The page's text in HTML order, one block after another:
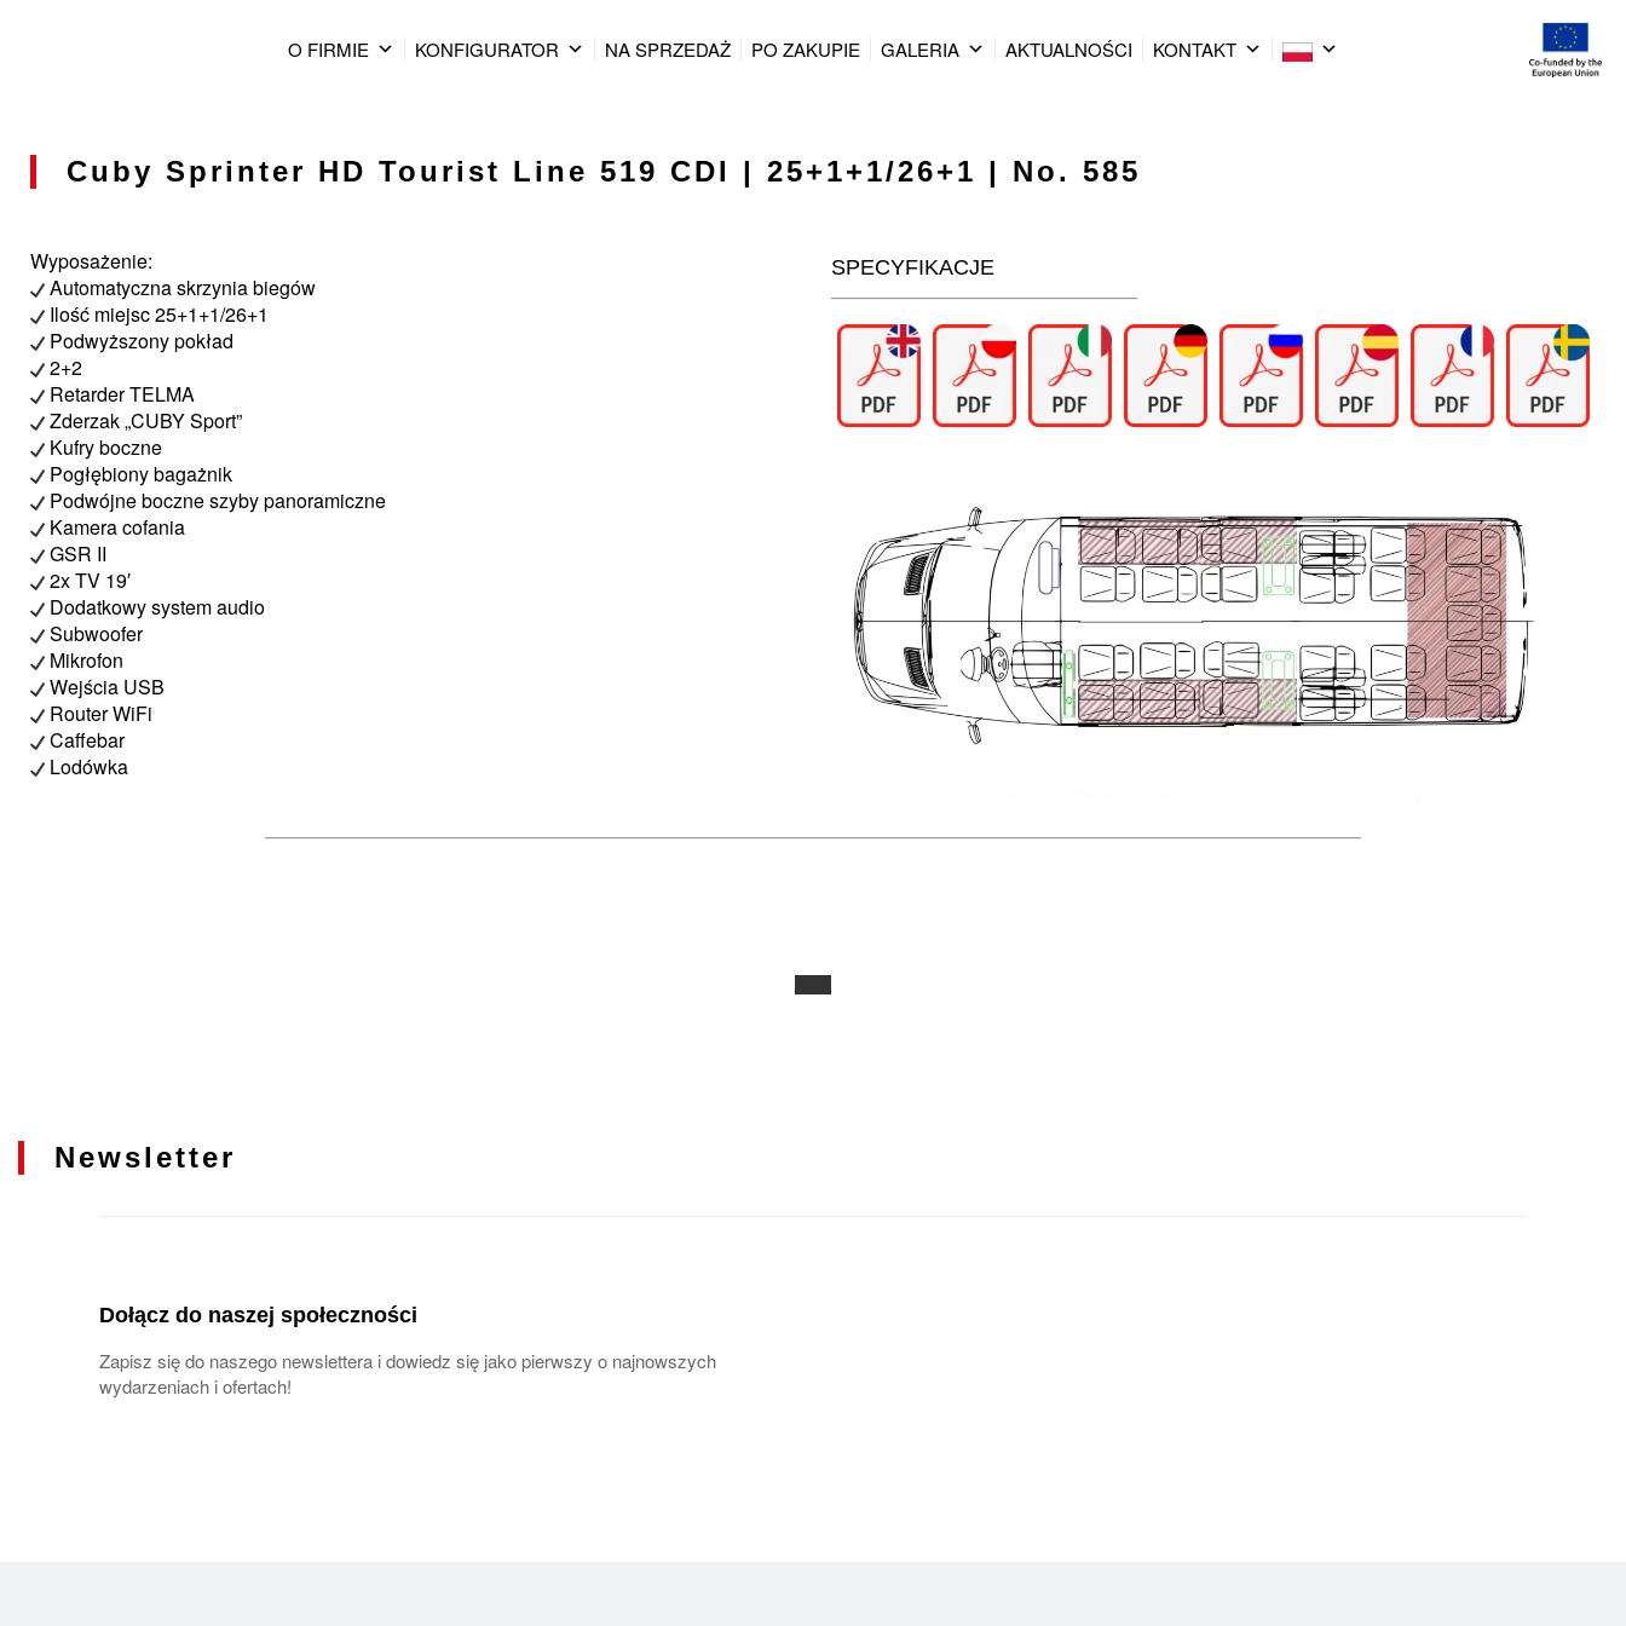
O FIRMIE KONFIGURATOR NA SPRZEDAŻ PO ZAKUPIE GALERIA AKTUALNOŚCI KONTAKT
Cuby Sprinter HD Tourist Line 519 CDI | 25+1+1/26+1 | No. 585
Wyposażenie:
Automatyczna skrzynia biegów
Ilość miejsc 25+1+1/26+1
Podwyższony pokład
2+2
Retarder TELMA
Zderzak „CUBY Sport”
Kufry boczne
Pogłębiony bagażnik
Podwójne boczne szyby panoramiczne
Kamera cofania
GSR II
2x TV 19′
Dodatkowy system audio
Subwoofer
Mikrofon
Wejścia USB
Router WiFi
Caffebar
Lodówka
SPECYFIKACJE
Newsletter
Dołącz do naszej społeczności
Zapisz się do naszego newslettera i dowiedz się jako pierwszy o najnowszych
wydarzeniach i ofertach!